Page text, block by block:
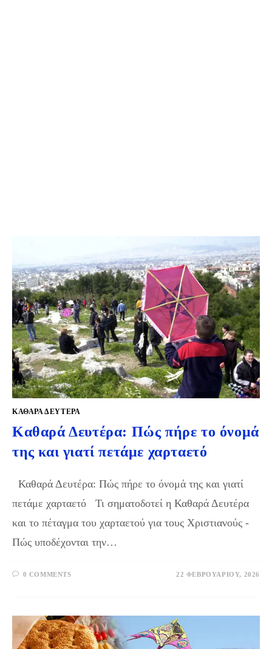
ΚΑΘΑΡΆ ΔΕΥΤΈΡΑ
Καθαρά Δευτέρα: Πώς πήρε το όνομά
της και γιατί πετάμε χαρταετό
Καθαρά Δευτέρα: Πώς πήρε το όνομά της και γιατί
πετάμε χαρταετό Τι σηματοδοτεί η Καθαρά Δευτέρα
και το πέταγμα του χαρταετού για τους Χριστιανούς -
Πώς υποδέχονται την…
0 COMMENTS 22 ΦΕΒΡΟΥΑΡΊΟΥ, 2026